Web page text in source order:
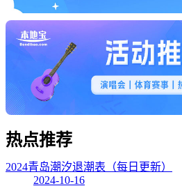
热点推荐
2024青岛潮汐退潮表（每日更新）
2024-10-16